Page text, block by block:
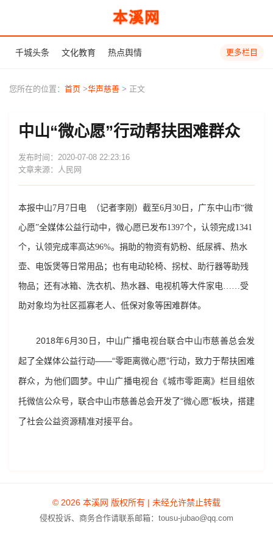
本溪网
千城头条 文化教育 热点舆情 更多栏目
您所在的位置： 首页 >华声慈善 > 正文
中山“微心愿”行动帮扶困难群众
发布时间：2020-07-08 22:23:16
文章来源：人民网
本报中山7月7日电 （记者李刚）截至6月30日，广东中山市“微
心愿”全媒体公益行动中，微心愿已发布1397个，认领完成1341
个，认领完成率高达96%。捐助的物资有奶粉、纸尿裤、热水
壶、电饭煲等日常用品；也有电动轮椅、拐杖、助行器等助残
物品；还有冰箱、洗衣机、热水器、电视机等大件家电……受
助对象均为社区孤寡老人、低保对象等困难群体。
2018年6月30日，中山广播电视台联合中山市慈善总会发
起了全媒体公益行动——“零距离微心愿”行动，致力于帮扶困难
群众，为他们圆梦。中山广播电视台《城市零距离》栏目组依
托微信公众号，联合中山市慈善总会开发了“微心愿”板块，搭建
了社会公益资源精准对接平台。
© 2026 本溪网 版权所有 | 未经允许禁止转载
侵权投诉、商务合作请联系邮箱：tousu-jubao@qq.com